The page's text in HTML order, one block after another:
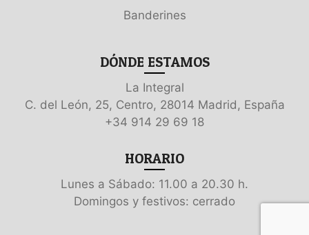
Banderines
DÓNDE ESTAMOS
La Integral
C. del León, 25, Centro, 28014 Madrid, España
+34 914 29 69 18
HORARIO
Lunes a Sábado: 11.00 a 20.30 h.
Domingos y festivos: cerrado